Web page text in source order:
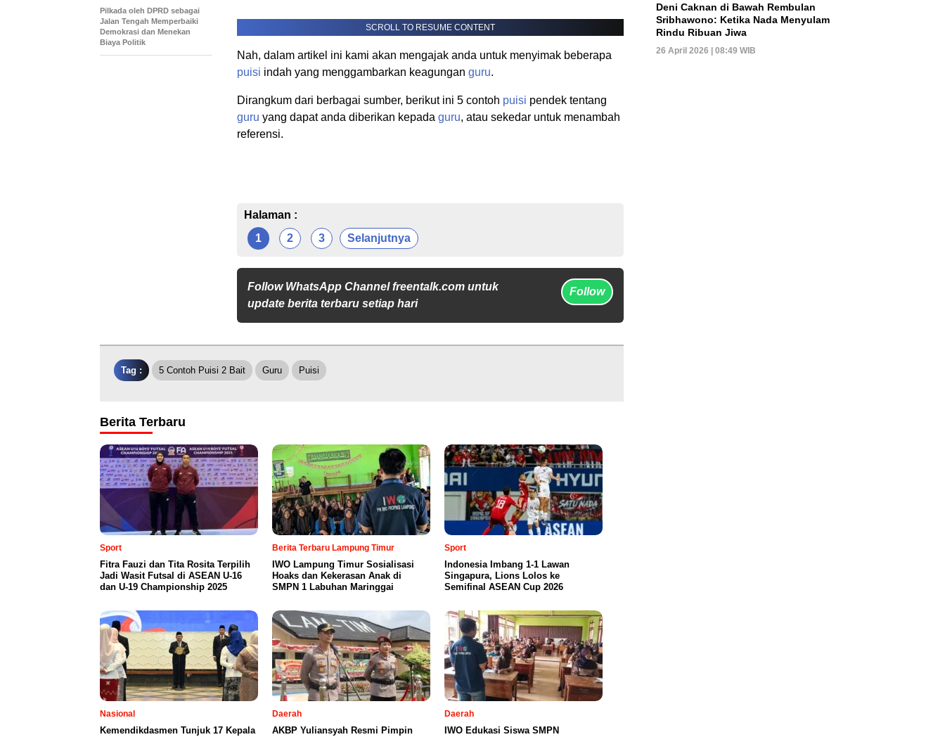
SCROLL TO RESUME CONTENT
Nah, dalam artikel ini kami akan mengajak anda untuk menyimak beberapa
puisi indah yang menggambarkan keagungan guru.
Dirangkum dari berbagai sumber, berikut ini 5 contoh puisi pendek tentang
guru yang dapat anda diberikan kepada guru, atau sekedar untuk menambah
referensi.
Halaman :
1
2 3 Selanjutnya
Follow WhatsApp Channel freentalk.com untuk
update berita terbaru setiap hari
Follow
Pilkada oleh DPRD sebagai
Jalan Tengah Memperbaiki
Demokrasi dan Menekan
Biaya Politik
Tag : 5 Contoh Puisi 2 Bait Guru Puisi
Berita Terbaru
Sport
Fitra Fauzi dan Tita Rosita Terpilih
Jadi Wasit Futsal di ASEAN U-16
dan U-19 Championship 2025
Berita Terbaru Lampung Timur
IWO Lampung Timur Sosialisasi
Hoaks dan Kekerasan Anak di
SMPN 1 Labuhan Maringgai
Sport
Indonesia Imbang 1-1 Lawan
Singapura, Lions Lolos ke
Semifinal ASEAN Cup 2026
Nasional
Kemendikdasmen Tunjuk 17 Kepala
Daerah
AKBP Yuliansyah Resmi Pimpin
Daerah
IWO Edukasi Siswa SMPN
Deni Caknan di Bawah Rembulan
Sribhawono: Ketika Nada Menyulam
Rindu Ribuan Jiwa
26 April 2026 | 08:49 WIB